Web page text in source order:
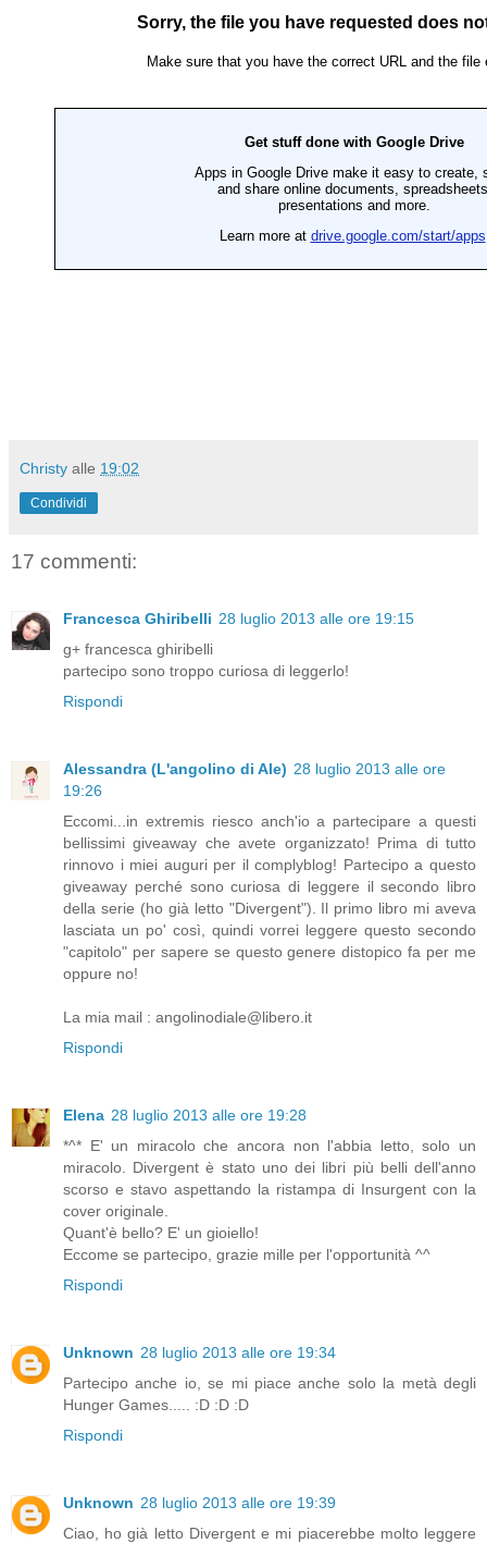
Christy alle 19:02
Condividi
17 commenti:
Francesca Ghiribelli 28 luglio 2013 alle ore 19:15
g+ francesca ghiribelli
partecipo sono troppo curiosa di leggerlo!
Rispondi
Alessandra (L'angolino di Ale) 28 luglio 2013 alle ore
19:26
Eccomi...in extremis riesco anch'io a partecipare a questi
bellissimi giveaway che avete organizzato! Prima di tutto
rinnovo i miei auguri per il complyblog! Partecipo a questo
giveaway perché sono curiosa di leggere il secondo libro
della serie (ho già letto "Divergent"). Il primo libro mi aveva
lasciata un po' così, quindi vorrei leggere questo secondo
"capitolo" per sapere se questo genere distopico fa per me
oppure no!
La mia mail : angolinodiale@libero.it
Rispondi
Elena 28 luglio 2013 alle ore 19:28
*^* E' un miracolo che ancora non l'abbia letto, solo un
miracolo. Divergent è stato uno dei libri più belli dell'anno
scorso e stavo aspettando la ristampa di Insurgent con la
cover originale.
Quant'è bello? E' un gioiello!
Eccome se partecipo, grazie mille per l'opportunità ^^
Rispondi
Unknown 28 luglio 2013 alle ore 19:34
Partecipo anche io, se mi piace anche solo la metà degli
Hunger Games..... :D :D :D
Rispondi
Unknown 28 luglio 2013 alle ore 19:39
Ciao, ho già letto Divergent e mi piacerebbe molto leggere